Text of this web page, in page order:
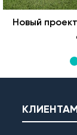
Новый
КЛИЕНТАМ